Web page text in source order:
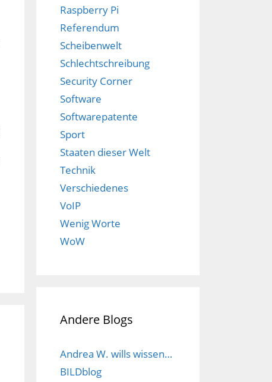
Raspberry Pi
Referendum
Scheibenwelt
Schlechtschreibung
Security Corner
Software
Softwarepatente
Sport
Staaten dieser Welt
Technik
Verschiedenes
VoIP
Wenig Worte
WoW
Andere Blogs
Andrea W. wills wissen…
BILDblog